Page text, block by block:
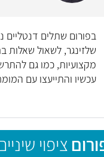
בפורום שתלים דנטליים
שלזינגר, לשאול שאלות
מקצועיות, כמו גם
עכשיו והתייעצו עם
ציפוי